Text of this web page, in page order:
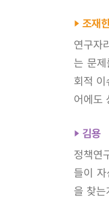
조재
연구자
는 문
회적
어에도
김용
정책연
들이
을 찾는